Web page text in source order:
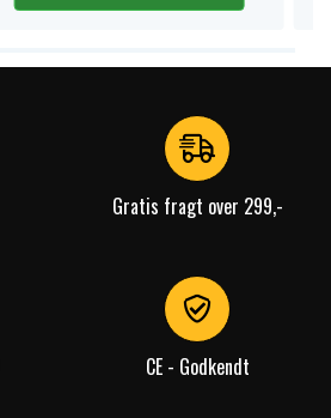
Gratis fragt over 299,-
CE - Godkendt